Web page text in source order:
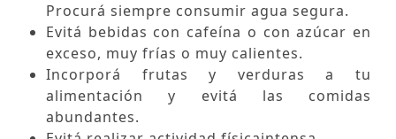
Procurá siempre consumir agua segura.
Evitá bebidas con cafeína o con azúcar en
exceso, muy frías o muy calientes.
Incorporá frutas y verduras a tu
alimentación y evitá las comidas
abundantes.